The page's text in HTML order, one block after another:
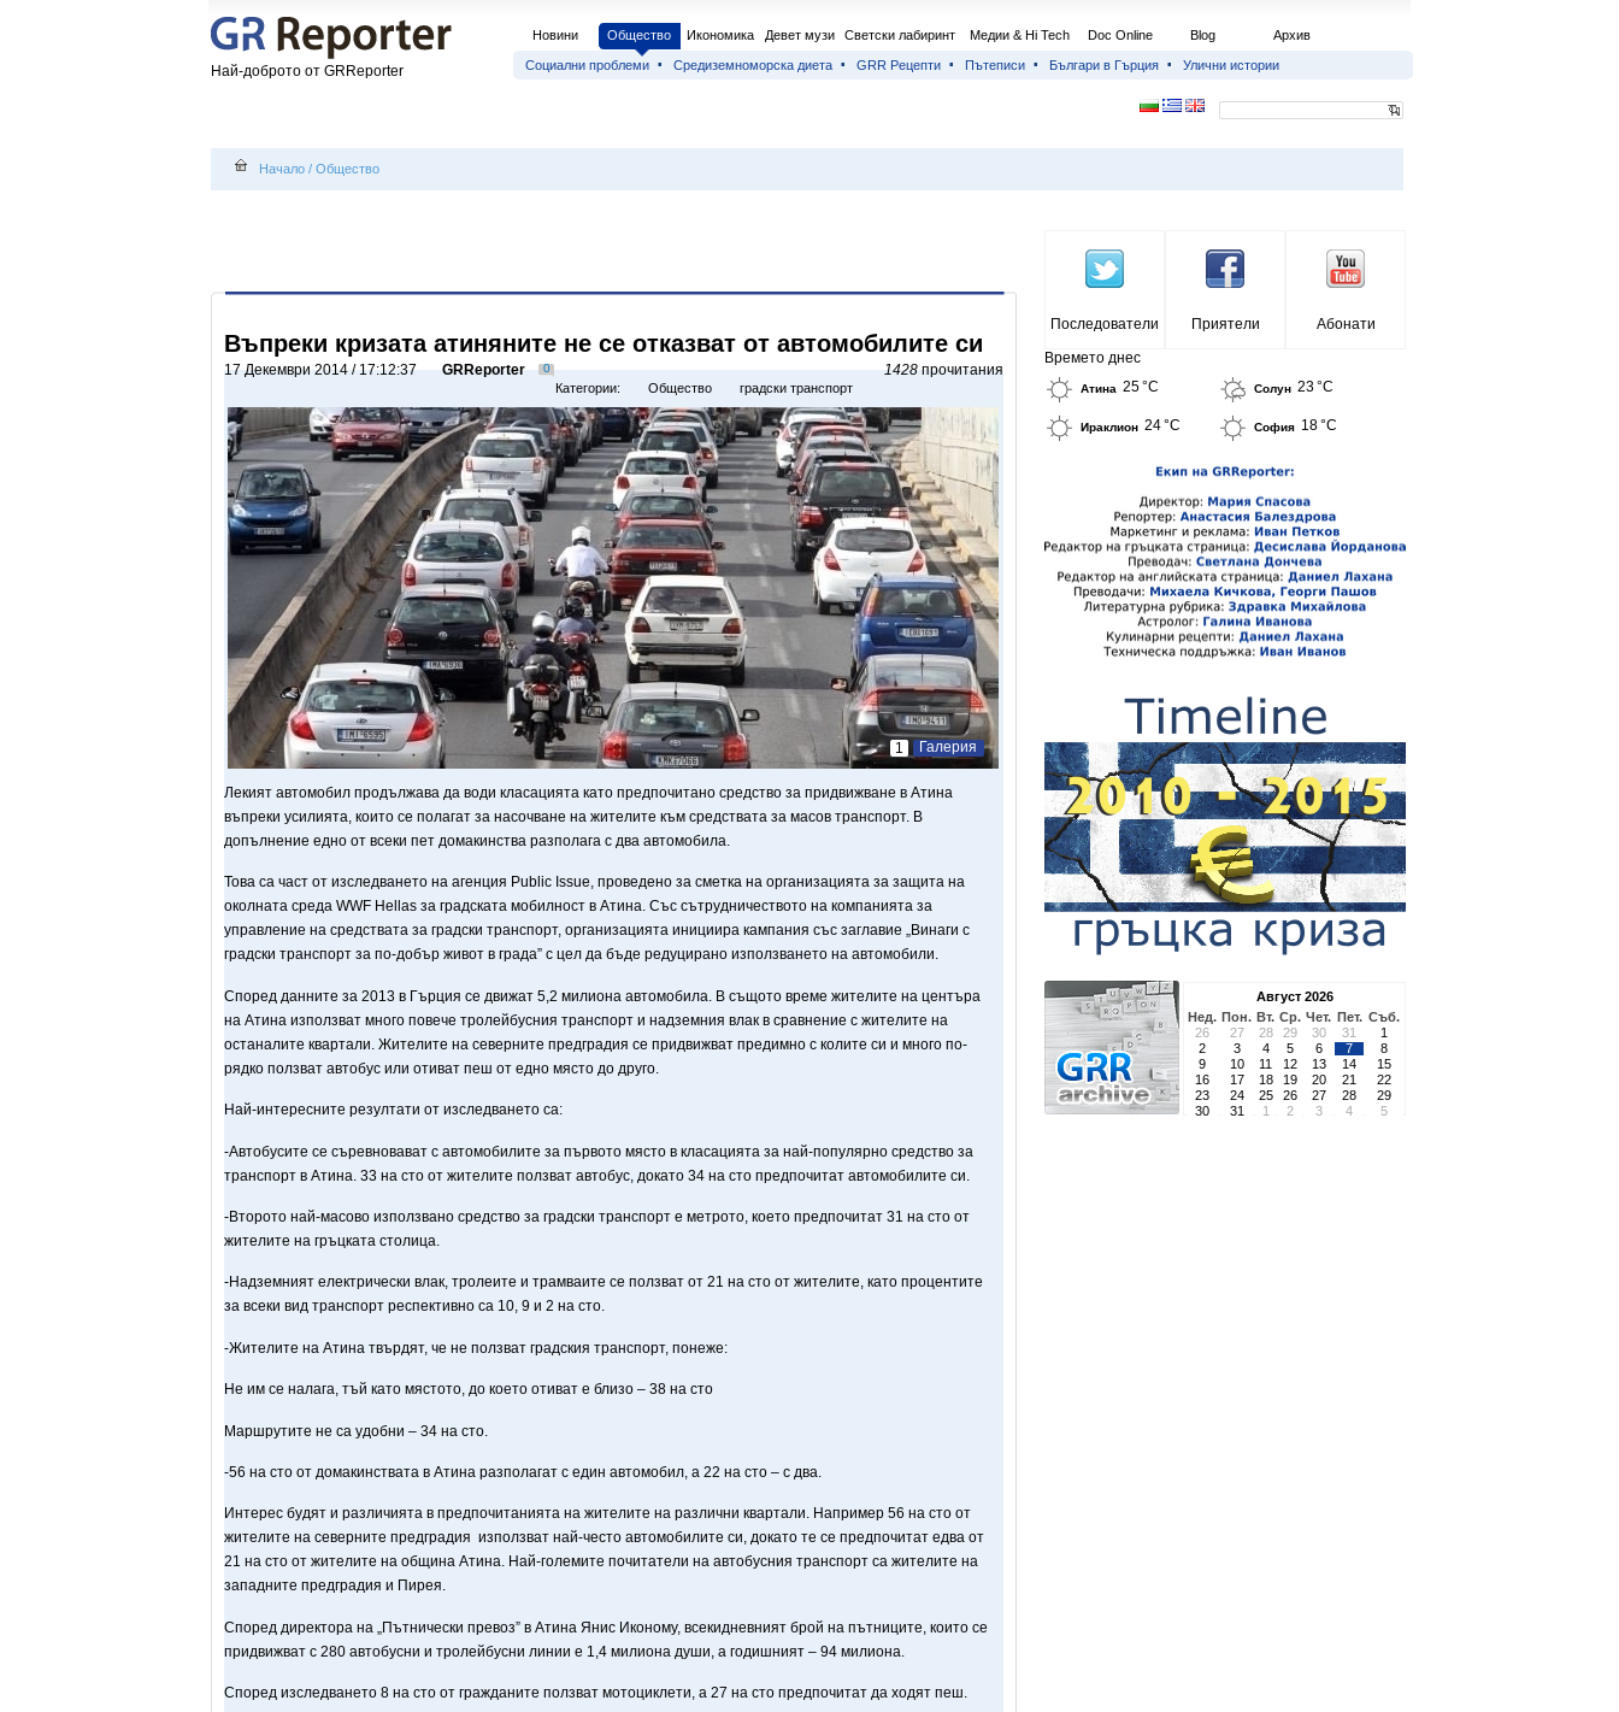
Най-доброто от GRReporter
Новини Общество Икономика Девет музи Светски лабиринт Медии & Hi Tech Doc Online Blog Архив
Социални проблеми Средиземноморска диета GRR Рецепти Пътеписи Българи в Гърция Улични истории
Начало / Общество
Въпреки кризата атиняните не се отказват от автомобилите си
17 Декември 2014 / 17:12:37 GRReporter 0 1428 прочитания
Галерия
1
Лекият автомобил продължава да води класацията като предпочитано средство за придвижване в Атина
въпреки усилията, които се полагат за насочване на жителите към средствата за масов транспорт. В
допълнение едно от всеки пет домакинства разполага с два автомобила.
Това са част от изследването на агенция Public Issue, проведено за сметка на организацията за защита на
околната среда WWF Hellas за градската мобилност в Атина. Със сътрудничеството на компанията за
управление на средствата за градски транспорт, организацията инициира кампания със заглавие „Винаги с
градски транспорт за по-добър живот в града” с цел да бъде редуцирано използването на автомобили.
Според данните за 2013 в Гърция се движат 5,2 милиона автомобила. В същото време жителите на центъра
на Атина използват много повече тролейбусния транспорт и надземния влак в сравнение с жителите на
останалите квартали. Жителите на северните предградия се придвижват предимно с колите си и много по-
рядко ползват автобус или отиват пеш от едно място до друго.
Най-интересните резултати от изследването са:
-Автобусите се съревновават с автомобилите за първото място в класацията за най-популярно средство за
транспорт в Атина. 33 на сто от жителите ползват автобус, докато 34 на сто предпочитат автомобилите си.
-Второто най-масово използвано средство за градски транспорт е метрото, което предпочитат 31 на сто от
жителите на гръцката столица.
-Надземният електрически влак, тролеите и трамваите се ползват от 21 на сто от жителите, като процентите
за всеки вид транспорт респективно са 10, 9 и 2 на сто.
-Жителите на Атина твърдят, че не ползват градския транспорт, понеже:
Не им се налага, тъй като мястото, до което отиват е близо – 38 на сто
Маршрутите не са удобни – 34 на сто.
-56 на сто от домакинствата в Атина разполагат с един автомобил, а 22 на сто – с два.
Интерес будят и различията в предпочитанията на жителите на различни квартали. Например 56 на сто от
жителите на северните предградия използват най-често автомобилите си, докато те се предпочитат едва от
21 на сто от жителите на община Атина. Най-големите почитатели на автобусния транспорт са жителите на
западните предградия и Пирея.
Според директора на „Пътнически превоз” в Атина Янис Иконому, всекидневният брой на пътниците, които се
придвижват с 280 автобусни и тролейбусни линии е 1,4 милиона души, а годишният – 94 милиона.
Според изследването 8 на сто от гражданите ползват мотоциклети, а 27 на сто предпочитат да ходят пеш.
Категории: Общество градски транспорт
Последователи Приятели
Абонати
Времето днес
Атина 25 °C Солун 23 °C
Ираклион 24 °C София 18 °C
Август 2026
Нед. Пон. Вт. Ср. Чет. Пет. Съб.
26
27 28 29 30 31
1
2
3 4 5 6 7
8
9
10 11 12 13 14
15
16
17 18 19 20 21
22
23
24 25 26 27 28
29
30
31 1 2 3 4 5